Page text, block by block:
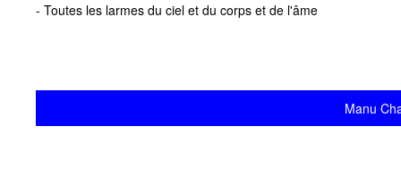
- Toutes les larmes du ciel et du corps et de l'âme
Manu